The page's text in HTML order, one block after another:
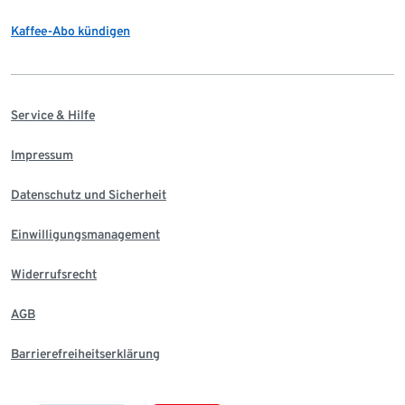
Kaffee-Abo kündigen
Service & Hilfe
Impressum
Datenschutz und Sicherheit
Einwilligungsmanagement
Widerrufsrecht
AGB
Barrierefreiheitserklärung